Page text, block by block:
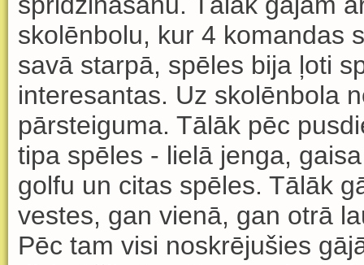
skolēnbolu, kur 4 komandas
savāstarpā, spēles bija ļoti
interesantas. Uz skolēnbola
pārsteiguma. Tālāk pēc
tipa spēles - lielājenga,
golfu un citas spēles. Tālāk g
vestes, gan vienā, gan otrā
Pēc tam visi noskrējušies gāj